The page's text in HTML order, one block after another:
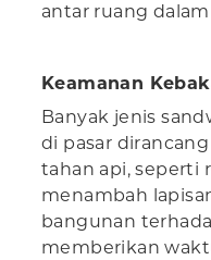
antar ruang
Keamanan
Banyak jenis
di pasar
tahan api, seperti
menambah
bangunan
memberikan